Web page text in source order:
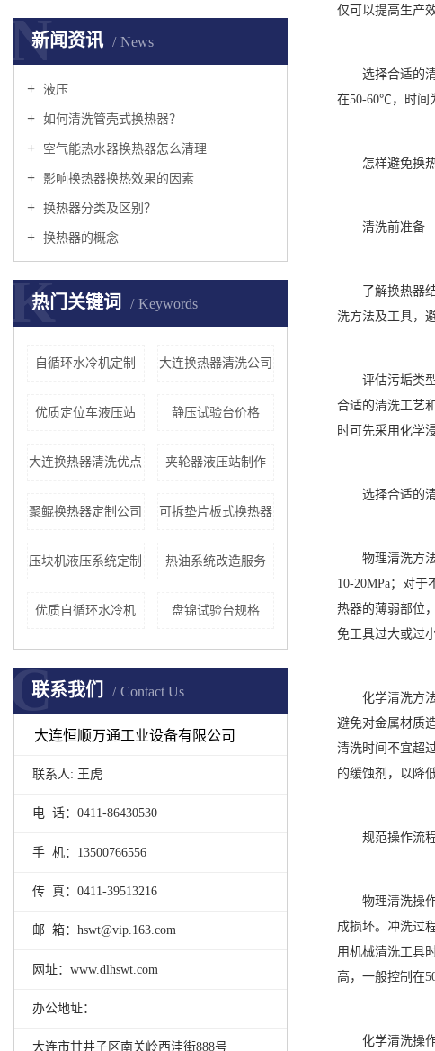
新闻资讯 News
N
液压
如何清洗管壳式换热器？
空气能热水器换热器怎么清理
影响换热器换热效果的因素
换热器分类及区别？
换热器的概念
热门关键词 Keywords
K
自循环水冷机定制 大连换热器清洗公司
优质定位车液压站 静压试验台价格
大连换热器清洗优点 夹轮器液压站制作
聚鲲换热器定制公司 可拆垫片板式换热器
压块机液压系统定制 热油系统改造服务
优质自循环水冷机 盘锦试验台规格
联系我们 Contact Us
C
大连恒顺万通工业设备有限公司
联系人: 王虎
电 话：0411-86430530
手 机：13500766556
传 真：0411-39513216
邮 箱：hswt@vip.163.com
网址：www.dlhswt.com
办公地址：
大连市甘井子区南关岭西洼街888号
仅可以提高生产
选择合适的
在50-60℃，时间
怎样避免换
清洗前准备
了解换热器
洗方法及工具，
评估污垢类
合适的清洗工艺
时可先采用化学
选择合适的
物理清洗方
10-20MPa；对
热器的薄弱部位
免工具过大或过
化学清洗方
避免对金属材质
清洗时间不宜超
的缓蚀剂，以降
规范操作流
物理清洗操
成损坏。冲洗过
用机械清洗工具
高，一般控制在
化学清洗操